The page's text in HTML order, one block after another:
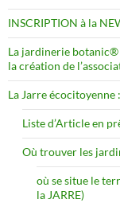
INSCRIPTION à la
La jardinerie
la création de
La Jarre écocitoyenne
Liste d’Article en
Où trouver les
où se situe le
la JARRE)